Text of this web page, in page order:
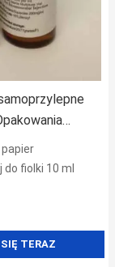
10 ml
papier
do fiolki 10 ml
TERAZ